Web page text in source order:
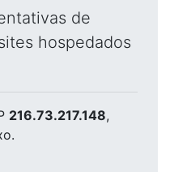
de
hospedados
216.73.217.148,